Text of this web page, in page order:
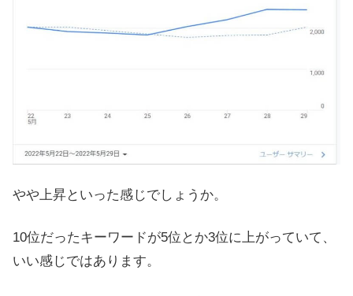
やや上昇といった感じでしょうか。
10位だったキーワードが5位とか3位に上がっていて、
いい感じではあります。